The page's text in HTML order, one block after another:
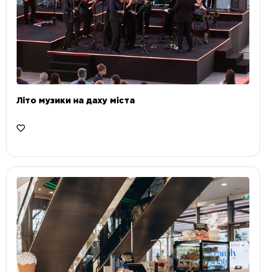
Літо музики на даху міста